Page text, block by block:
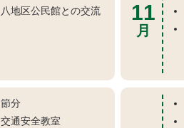
八地区公民館との交流
11
月
節分
交通安全教室